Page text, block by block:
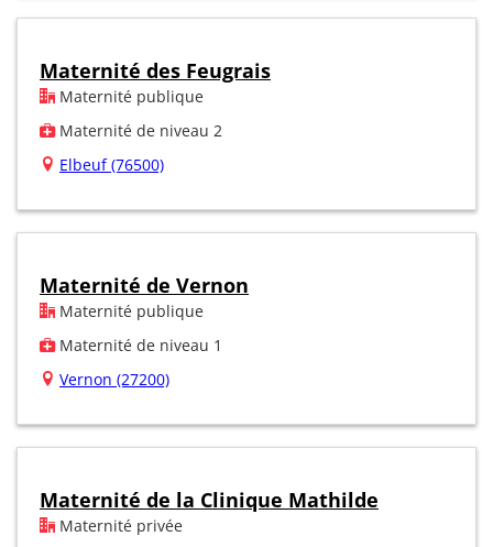
Maternité des Feugrais
Maternité publique
Maternité de niveau 2
Elbeuf (76500)
Maternité de Vernon
Maternité publique
Maternité de niveau 1
Vernon (27200)
Maternité de la Clinique Mathilde
Maternité privée